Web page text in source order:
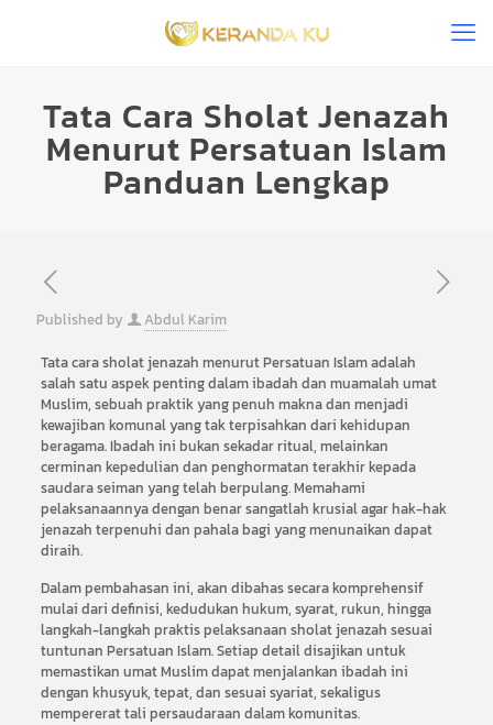
Tata Cara Sholat Jenazah
Menurut Persatuan Islam
Panduan Lengkap
Published by Abdul Karim
Tata cara sholat jenazah menurut Persatuan Islam adalah
salah satu aspek penting dalam ibadah dan muamalah umat
Muslim, sebuah praktik yang penuh makna dan menjadi
kewajiban komunal yang tak terpisahkan dari kehidupan
beragama. Ibadah ini bukan sekadar ritual, melainkan
cerminan kepedulian dan penghormatan terakhir kepada
saudara seiman yang telah berpulang. Memahami
pelaksanaannya dengan benar sangatlah krusial agar hak-hak
jenazah terpenuhi dan pahala bagi yang menunaikan dapat
diraih.
Dalam pembahasan ini, akan dibahas secara komprehensif
mulai dari definisi, kedudukan hukum, syarat, rukun, hingga
langkah-langkah praktis pelaksanaan sholat jenazah sesuai
tuntunan Persatuan Islam. Setiap detail disajikan untuk
memastikan umat Muslim dapat menjalankan ibadah ini
dengan khusyuk, tepat, dan sesuai syariat, sekaligus
mempererat tali persaudaraan dalam komunitas.